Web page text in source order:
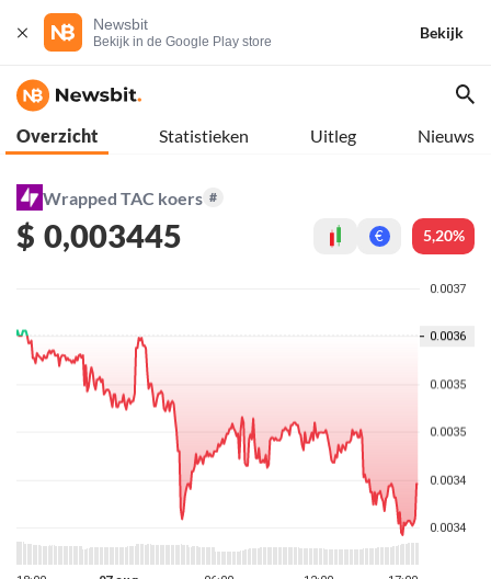
Newsbit
Bekijk in de Google Play store
Bekijk
Overzicht Statistieken Uitleg Nieuws
Wrapped TAC koers #
$ 0,003445 € 5,20%